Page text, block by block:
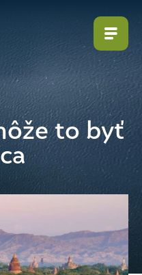
to byť